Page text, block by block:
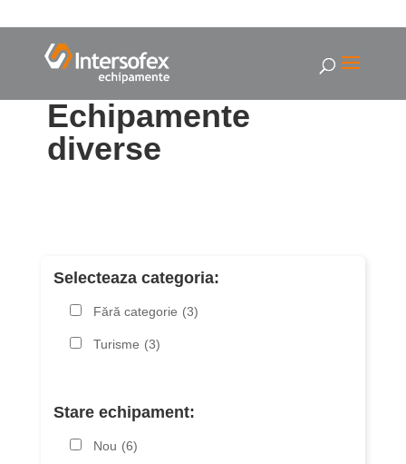
Echipamente
diverse
Selecteaza categoria:
Fără categorie (3)
Turisme (3)
Stare echipament:
Nou (6)